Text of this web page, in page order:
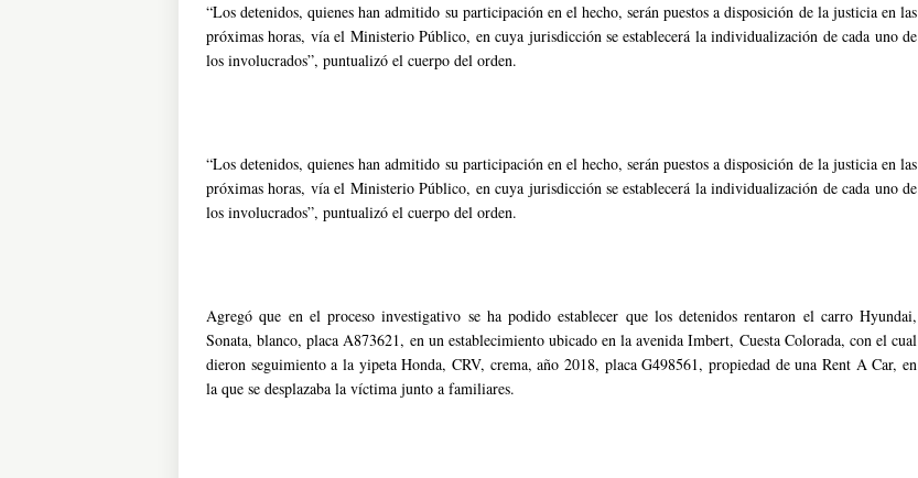
“Los detenidos, quienes han admitido su participación en el hecho, serán puestos a disposición de la justicia en las
próximas horas, vía el Ministerio Público, en cuya jurisdicción se establecerá la individualización de cada uno de
los involucrados”, puntualizó el cuerpo del orden.
“Los detenidos, quienes han admitido su participación en el hecho, serán puestos a disposición de la justicia en las
próximas horas, vía el Ministerio Público, en cuya jurisdicción se establecerá la individualización de cada uno de
los involucrados”, puntualizó el cuerpo del orden.
Agregó que en el proceso investigativo se ha podido establecer que los detenidos rentaron el carro Hyundai,
Sonata, blanco, placa A873621, en un establecimiento ubicado en la avenida Imbert, Cuesta Colorada, con el cual
dieron seguimiento a la yipeta Honda, CRV, crema, año 2018, placa G498561, propiedad de una Rent A Car, en
la que se desplazaba la víctima junto a familiares.